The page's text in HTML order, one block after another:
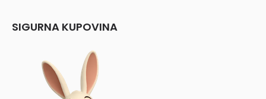
SIGURNA KUPOVINA